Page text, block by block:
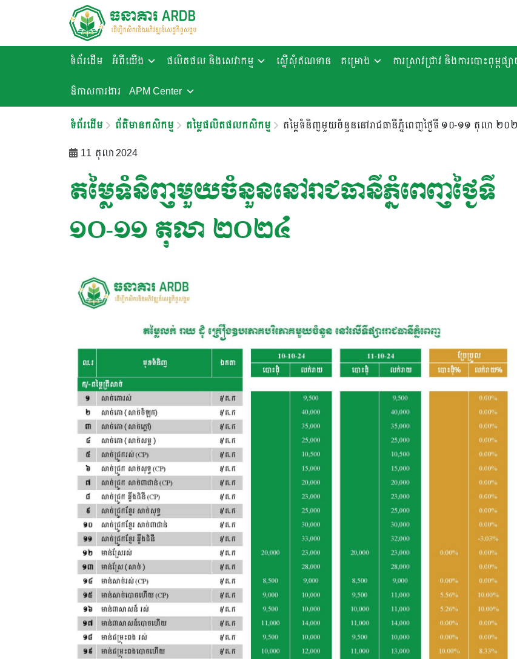
ទំព័រដើម អំពីយើង ផលិតផល និងសេវាកម្ម ស្នើសុំឥណទាន គម្រោង ការស្រាវជ្រាវ និងការបោះពុម្ពផ្ស
ឱកាសការងារ​ APM Center
ទំព័រដើម ព័ត៌មានកសិកម្ម តម្លៃផលិតផលកសិកម្ម តម្លៃទំនិញមួយចំនួននៅរាជធានីភ្នំពេញថ្ងៃទី ១០-១១ តុលា ២០
11 តុលា 2024
តម្លៃទំនិញមួយចំនួននៅរាជធានីភ្នំពេញថ្ងៃទី
១០-១១ តុលា ២០២៤